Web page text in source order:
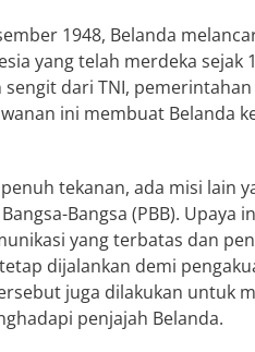
1948, Belanda
yang telah merdeka sejak
dari TNI,
ini membuat Belanda
tekanan, ada misi lain
Bangsa (PBB).
yang terbatas dan
dijalankan demi
juga dilakukan untuk
penjajah Belanda.